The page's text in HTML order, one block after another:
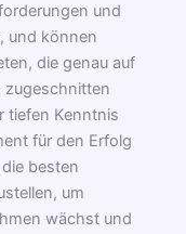
und
und können
die genau auf
zugeschnitten
tiefen Kenntnis
für den Erfolg
besten
um
wächst und